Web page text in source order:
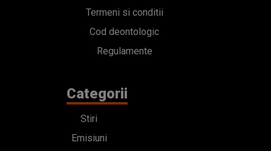
Termeni si conditii
Cod deontologic
Regulamente
Categorii
Stiri
Emisiuni